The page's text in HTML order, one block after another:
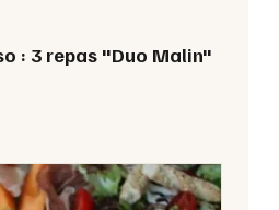
: 3 repas "Duo Malin"